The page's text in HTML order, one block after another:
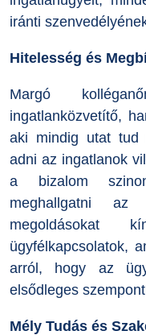
iránti
Hitelesség és
Margó
ingatlanközvetítő,
aki mindig utat tud
adni az ingatlanok
a bizalom
meghallgatni
ügyfélkapcsolatok,
arról, hogy az
elsődleges
Mély Tudás és